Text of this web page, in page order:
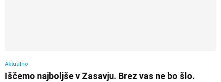
Aktualno
Iščemo najboljše v Zasavju. Brez vas ne bo šlo.